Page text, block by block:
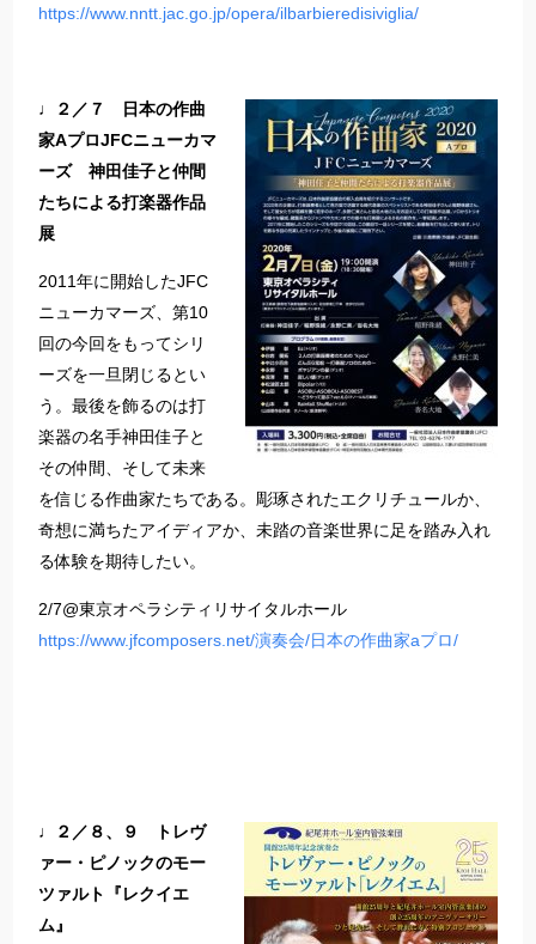
https://www.nntt.jac.go.jp/opera/ilbarbieredisiviglia/
♩２／７ 日本の作曲
家AプロJFCニューカマ
ーズ 神田佳子と仲間
たちによる打楽器作品
展
2011年に開始したJFC
ニューカマーズ、第10
回の今回をもってシリ
ーズを一旦閉じるとい
う。最後を飾るのは打
楽器の名手神田佳子と
その仲間、そして未来
を信じる作曲家たちである。彫琢されたエクリチュールか、
奇想に満ちたアイディアか、未踏の音楽世界に足を踏み入れ
る体験を期待したい。
2/7@東京オペラシティリサイタルホール
https://www.jfcomposers.net/演奏会/日本の作曲家aプロ/
♩２／８、９ トレヴ
ァー・ピノックのモー
ツァルト『レクイエ
ム』